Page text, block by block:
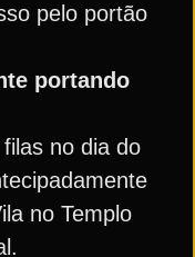
pelo portão
portando
no dia do
no Templo